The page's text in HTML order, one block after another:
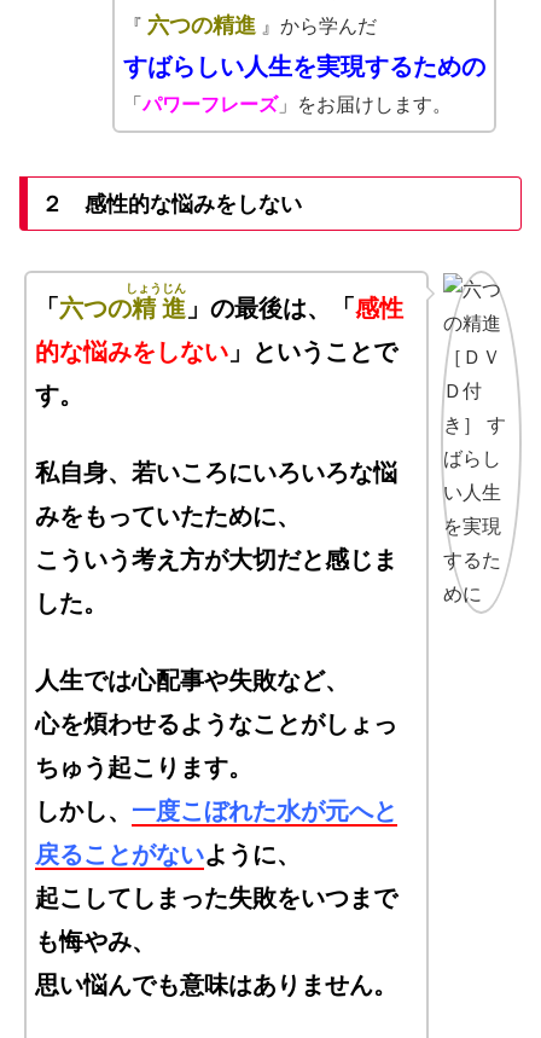
『 六つの精進 』から学んだ
すばらしい人生を実現するための
「パワーフレーズ」をお届けします。
２ 感性的な悩みをしない
「 六つの精
しょう
進
じん
」の最後は、「 感性
的な悩みをしない 」ということで
す。
私自身、若いころにいろいろな悩
みをもっていたために、
こういう考え方が大切だと感じま
した。
人生では心配事や失敗など、
心を煩わせるようなことがしょっ
ちゅう起こります。
しかし、 一度こぼれた水が元へと
戻ることがないように、
起こしてしまった失敗をいつまで
も悔やみ、
思い悩んでも意味はありません。